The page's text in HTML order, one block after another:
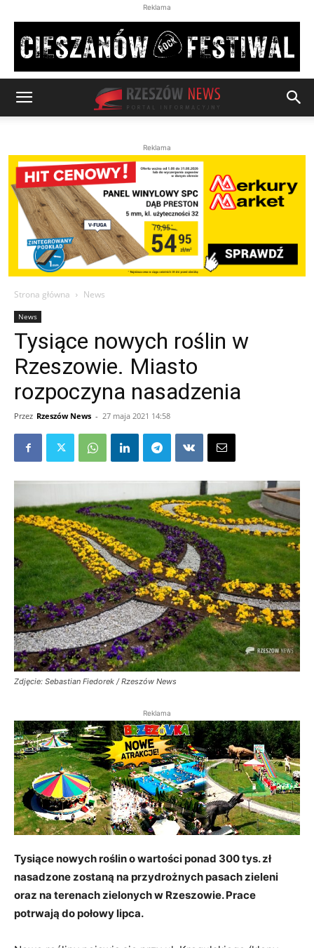
Reklama
Reklama
Strona główna News
News
Tysiące nowych roślin w
Rzeszowie. Miasto
rozpoczyna nasadzenia
Przez Rzeszów News - 27 maja 2021 14:58
Zdjęcie: Sebastian Fiedorek / Rzeszów News
Reklama
Tysiące nowych roślin o wartości ponad 300 tys. zł
nasadzone zostaną na przydrożnych pasach zieleni
oraz na terenach zielonych w Rzeszowie. Prace
potrwają do połowy lipca.